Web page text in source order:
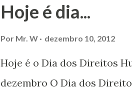
Hoje é dia...
Por Mr. W dezembro 10, 2012
Hoje é o Dia dos Direitos
dezembro O Dia dos